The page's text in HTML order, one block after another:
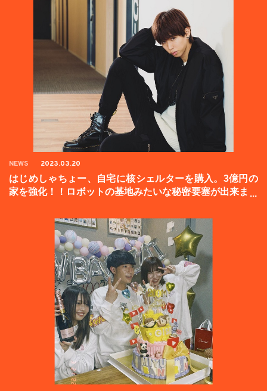
NEWS 2023.03.20
はじめしゃちょー、自宅に核シェルターを購入。3億円の
家を強化！！ロボットの基地みたいな秘密要塞が出来まし